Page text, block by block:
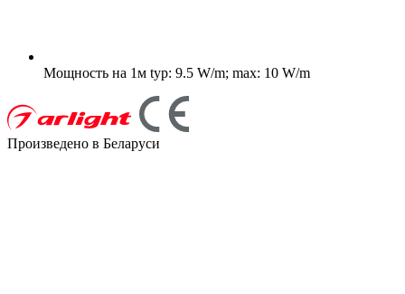
Мощность на 1м typ: 9.5 W/m; max: 10 W/m
Произведено в Беларуси